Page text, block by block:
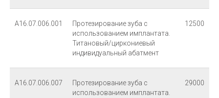
А16.07.006.001
Протезирование зуба с
использованием имплантата.
Титановый/циркониевый
индивидуальный абатмент
12500
А16.07.006.007
Протезирование зуба с
использованием имплантата.
29000
О клинике
Протезирование
Имплантация